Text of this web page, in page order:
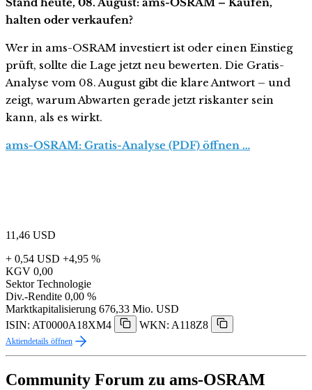
halten oder verkaufen?
Wer in ams-OSRAM investiert ist oder einen Einstieg
prüft, sollte die Lage jetzt neu bewerten. Die Gratis-
Analyse vom 08. August gibt die klare Antwort – und
zeigt, warum Abwarten gerade jetzt riskanter sein
kann, als es wirkt.
ams-OSRAM: Gratis-Analyse (PDF) öffnen …
11,46 USD
+ 0,54 USD +4,95 %
KGV 0,00
Sektor Technologie
Div.-Rendite 0,00 %
Marktkapitalisierung 676,33 Mio. USD
ISIN: AT0000A18XM4
WKN: A118Z8
Aktiendetails öffnen
Community Forum zu ams-OSRAM